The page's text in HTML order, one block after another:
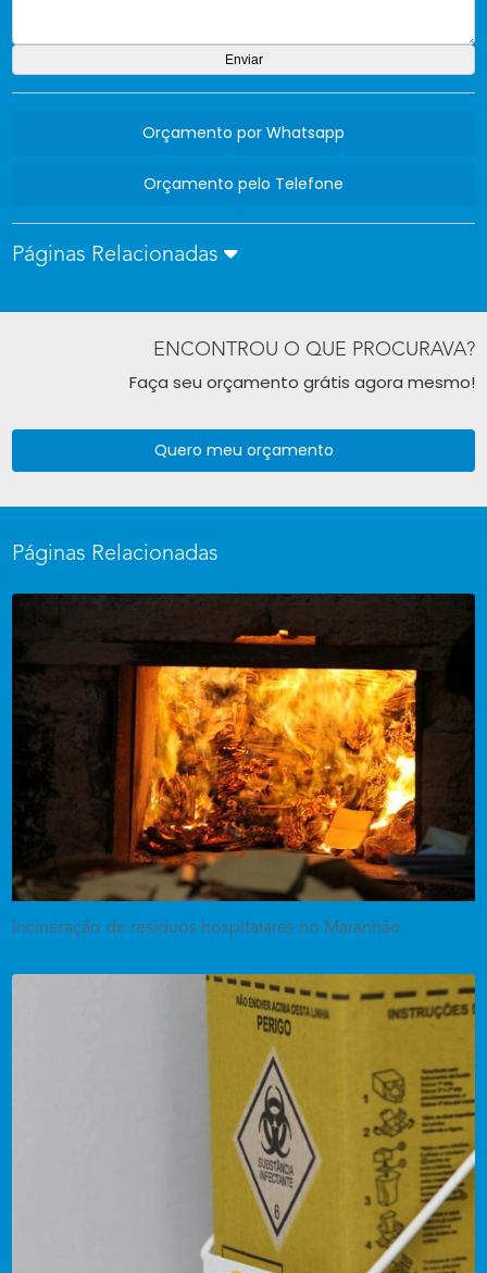
Orçamento por Whatsapp
Orçamento pelo Telefone
Páginas Relacionadas
ENCONTROU O QUE PROCURAVA?
Faça seu orçamento grátis agora mesmo!
Quero meu orçamento
Páginas Relacionadas
Incineração de residuos hospitalares no Maranhão